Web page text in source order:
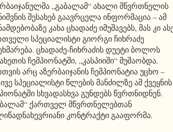
„გაბალამ“ ახალი მწვრთნელის
შესახებ გაავრცელა ინფორმაცია – ამ
კახა ცხადაძე იმუშავებს, მას კი
სპეციალისტი გიორგი ჩიხრაძე
ცხადაძე-ჩიხრაძის დუეტი ბოლოს
ჩემპიონატში, „კასპიიში“ მუშაობდა.
არც აზერბაიჯანის ჩემპიონატია უცხო –
სპეციალისტი წლების მანძილზე ამ ქვეყნის
სხვადასხვა გუნდებს წვრთნიდნენ.
ქართველ მწვრთნელებთან
კონტრაქტი გააფორმა.